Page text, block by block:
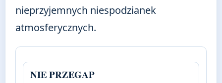
nieprzyjemnych niespodzianek
atmosferycznych.
NIE PRZEGAP